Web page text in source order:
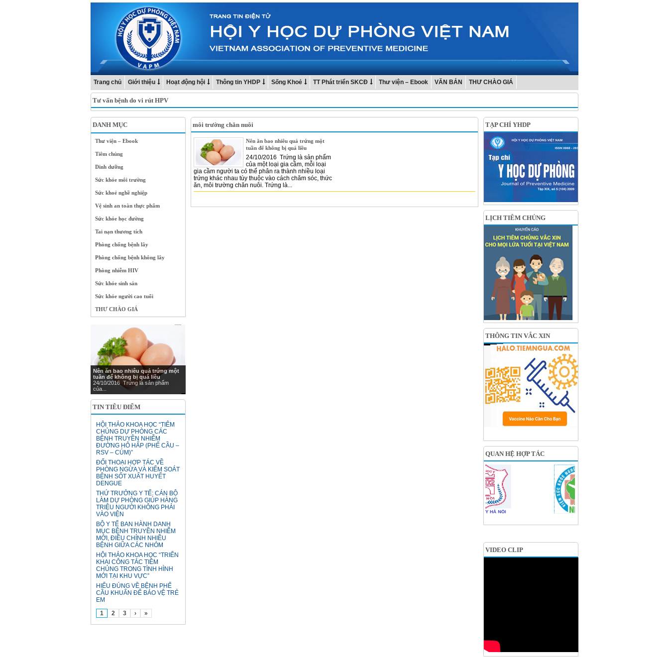
Trang chủ Giới thiệu Hoạt động hội Thông tin YHDP Sống Khoẻ TT Phát triển SKCĐ Thư viện – Ebook VĂN BẢN THƯ CHÀO GIÁ
Tư vấn bệnh do vi rút HPV
DANH MỤC
Thư viện – Ebook
Tiêm chủng
Dinh dưỡng
Sức khỏe môi trường
Sức khoẻ nghề nghiệp
Vệ sinh an toàn thực phẩm
Sức khỏe học đường
Tai nạn thương tích
Phòng chống bệnh lây
Phòng chống bệnh không lây
Phòng nhiễm HIV
Sức khỏe sinh sản
Sức khỏe người cao tuổi
THƯ CHÀO GIÁ
Nên ăn bao nhiêu quả trứng một
tuần để không bị quá liều
24/10/2016 Trứng là sản phẩm
của...
TIN TIÊU ĐIỂM
HỘI THẢO KHOA HỌC “TIÊM
CHỦNG DỰ PHÒNG CÁC
BỆNH TRUYỀN NHIỄM
ĐƯỜNG HÔ HẤP (PHẾ CẦU –
RSV – CÚM)”
ĐỐI THOẠI HỢP TÁC VỀ
PHÒNG NGỪA VÀ KIỂM SOÁT
BỆNH SỐT XUẤT HUYẾT
DENGUE
THỨ TRƯỞNG Y TẾ: CÁN BỘ
LÀM DỰ PHÒNG GIÚP HÀNG
TRIỆU NGƯỜI KHÔNG PHẢI
VÀO VIỆN
BỘ Y TẾ BAN HÀNH DANH
MỤC BỆNH TRUYỀN NHIỄM
MỚI, ĐIỀU CHỈNH NHIỀU
BỆNH GIỮA CÁC NHÓM
HỘI THẢO KHOA HỌC “TRIỂN
KHAI CÔNG TÁC TIÊM
CHỦNG TRONG TÌNH HÌNH
MỚI TẠI KHU VỰC”
HIỂU ĐÚNG VỀ BỆNH PHẾ
CẦU KHUẨN ĐỂ BẢO VỆ TRẺ
EM
1
2 3 › »
môi trường chăn nuôi
Nên ăn bao nhiêu quả trứng một
tuần để không bị quá liều
24/10/2016 Trứng là sản phẩm
của một loại gia cầm, mỗi loại
gia cầm người ta có thể phân ra thành nhiều loại
trứng khác nhau tùy thuộc vào cách chăm sóc, thức
ăn, môi trường chăn nuôi. Trứng là...
TẠP CHÍ YHDP
LỊCH TIÊM CHỦNG
THÔNG TIN VẮC XIN
QUAN HỆ HỢP TÁC
VIDEO CLIP